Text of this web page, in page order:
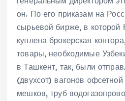
он. По его приказам на
сырьевой бирже, в
куплена брокерская
товары, необходимые
в Ташкент, так, были
(двухсот) вагонов
мешков, труб